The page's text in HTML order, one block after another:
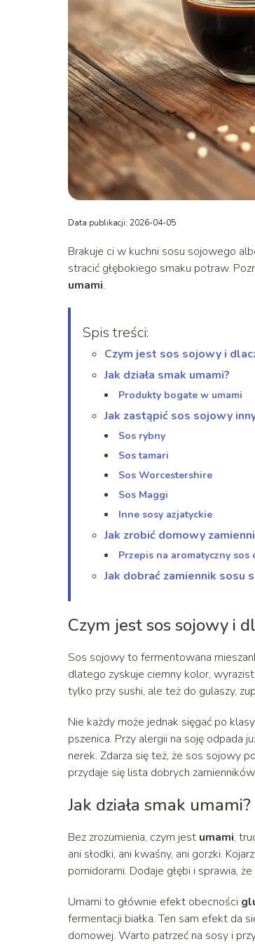
Data publikacji: 2026-04-05
Brakuje ci w kuchni sosu sojowego
stracić głębokiego smaku potraw.
umami.
Spis treści:
Czym jest sos sojowy i
Jak działa smak umami?
Produkty bogate w umami
Jak zastąpić sos sojowy
Sos rybny
Sos tamari
Sos Worcestershire
Sos Maggi
Inne sosy azjatyckie
Jak zrobić domowy
Przepis na aromatyczny sos
Jak dobrać zamiennik sosu
Czym jest sos sojowy i
Sos sojowy to fermentowana
dlatego zyskuje ciemny kolor,
tylko przy sushi, ale też do gulaszy,
Nie każdy może jednak sięgać po
pszenica. Przy alergii na soję odpada
nerek. Zdarza się też, że sos sojowy
przydaje się lista dobrych zamienników.
Jak działa smak umami?
Bez zrozumienia, czym jest umami,
ani słodki, ani kwaśny, ani gorzki.
pomidorami. Dodaje głębi i sprawia,
Umami to głównie efekt obecności
fermentacji białka. Ten sam efekt da
domowej. Warto patrzeć na sosy i